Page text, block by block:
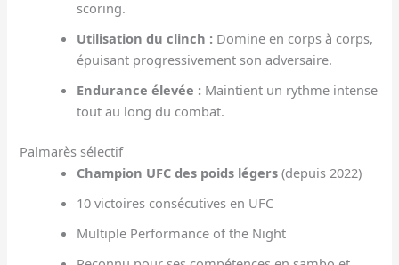
scoring.
Utilisation du clinch : Domine en corps à corps,
épuisant progressivement son adversaire.
Endurance élevée : Maintient un rythme intense
tout au long du combat.
Palmarès sélectif
Champion UFC des poids légers (depuis 2022)
10 victoires consécutives en UFC
Multiple Performance of the Night